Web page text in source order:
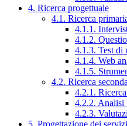
4. Ricerca progettuale
4.1. Ricerca
4.1.1.
4.1.2.
4.1.3. Test di
4.1.4. Web
4.1.5.
4.2. Ricerca
4.2.1.
4.2.2. Analisi
4.2.3.
5. Progettazione dei servizi